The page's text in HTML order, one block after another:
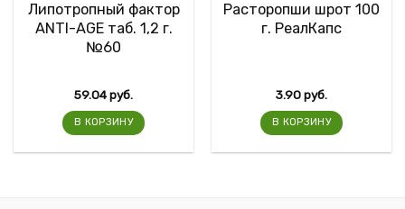
Липотропный фактор
ANTI-AGE таб. 1,2 г.
№60
59.04руб.
В КОРЗИНУ
Расторопши шрот 100
г. РеалКапс
3.90руб.
В КОРЗИНУ